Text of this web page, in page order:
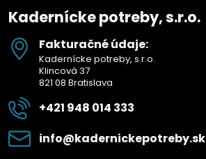
Kadernícke potreby, s.r.o.
Fakturačné údaje:
Kadernícke potreby, s.r.o.
Klincová 37
821 08 Bratislava
+421 948 014 333
info​@kadernickepotreby​.sk